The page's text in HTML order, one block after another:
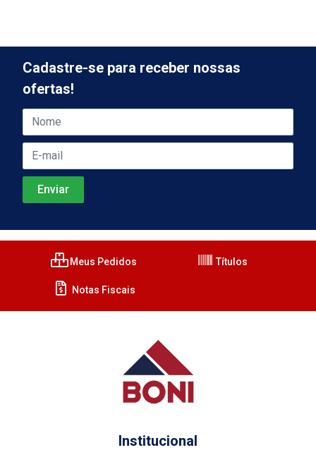
Cadastre-se para receber nossas
ofertas!
Meus Pedidos Títulos
Notas Fiscais
Institucional